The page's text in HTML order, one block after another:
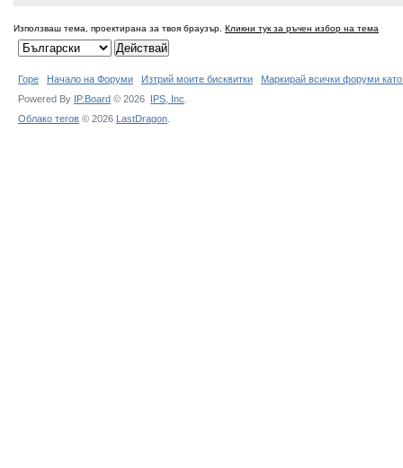
Използваш тема, проектирана за твоя браузър. Кликни тук за ръчен избор на тема
Горе Начало на Форуми Изтрий моите бисквитки
Маркирай всички форуми
Powered By IP.Board © 2026 IPS, Inc
Облако тегов © 2026 LastDragon